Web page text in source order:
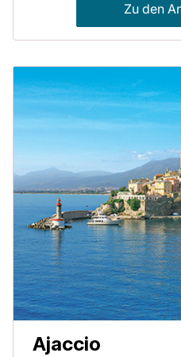
Zu den
Ajaccio